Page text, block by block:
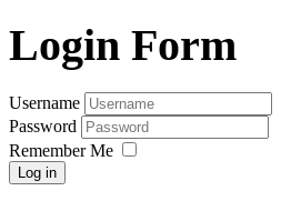
Login Form
Username
Password
Remember Me
Log in